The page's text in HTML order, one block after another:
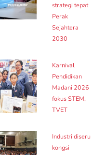
strategi tepat
Perak
Sejahtera
2030
Karnival
Pendidikan
Madani 2026
fokus STEM,
TVET
Industri diseru
kongsi